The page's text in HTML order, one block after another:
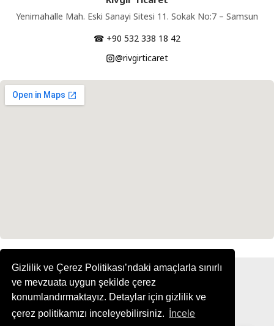
Gizlilik ve Çerez Politikası’ndaki amaçlarla sınırlı
ve mevzuata uygun şekilde çerez
konumlandırmaktayız. Detaylar için gizlilik ve
çerez politikamızı inceleyebilirsiniz.
İncele
Yenimahalle Mah. Eski Sanayi Sitesi 11. Sokak No:7 – Samsun
☎ +90 532 338 18 42
@rivgirticaret